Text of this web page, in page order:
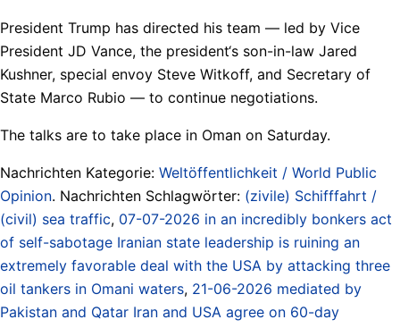
President Trump has directed his team — led by Vice
President JD Vance, the president‘s son-in-law Jared
Kushner, special envoy Steve Witkoff, and Secretary of
State Marco Rubio — to continue negotiations.
The talks are to take place in Oman on Saturday.
Nachrichten Kategorie: Weltöffentlichkeit / World Public
Opinion. Nachrichten Schlagwörter: (zivile) Schifffahrt /
(civil) sea traffic, 07-07-2026 in an incredibly bonkers act
of self-sabotage Iranian state leadership is ruining an
extremely favorable deal with the USA by attacking three
oil tankers in Omani waters, 21-06-2026 mediated by
Pakistan and Qatar Iran and USA agree on 60-day